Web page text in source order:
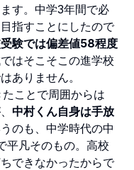
す。中学3年間で必
指すことにしたので
験では偏差値58程度
はそこそこの進学校
ありません。
ことで周囲からは
中村くん自身は手放
のも、中学時代の中
平凡そのもの。高校
できなかったからで